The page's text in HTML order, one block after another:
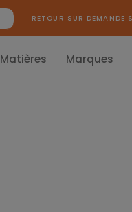
RETOUR SUR DEMANDE
Matières Marques